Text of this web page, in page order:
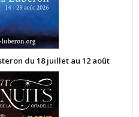
du 18 juillet au 12 août